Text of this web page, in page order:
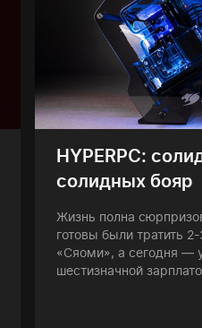
HYPERPC:
солидных бояр
Жизнь полна
готовы были тратить
«Сяоми», а сегодня —
шестизначной